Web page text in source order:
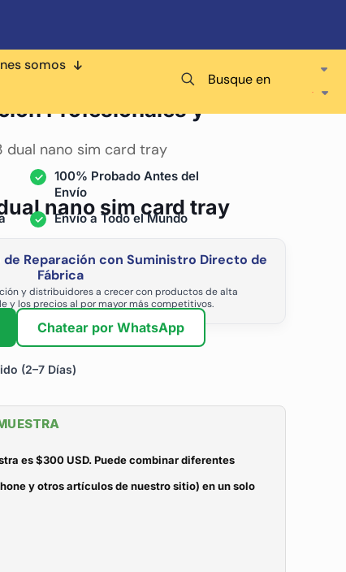
somos
Busque en
dual nano sim card tray
nano sim card tray
Reparación con Suministro Directo de
Fábrica
y distribuidores a crecer con productos de alta
y los precios al por mayor más competitivos.
Profesionales y
100% Probado Antes del
Envío
Envío a Todo el Mundo
Chatear por WhatsApp
(2–7 Días)
es $300 USD. Puede combinar diferentes
y otros artículos de nuestro sitio) en un solo